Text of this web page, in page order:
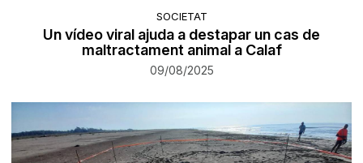
SOCIETAT
Un vídeo viral ajuda a destapar un cas de
maltractament animal a Calaf
09/08/2025